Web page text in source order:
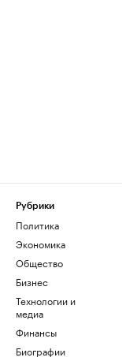
Рубрики
Политика
Экономика
Общество
Бизнес
Технологии и
медиа
Финансы
Биографии